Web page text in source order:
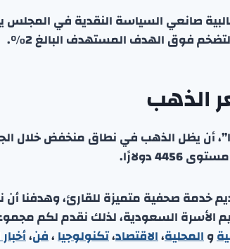
صانعي السياسة النقدية في المجلس
فوق الهدف المستهدف البالغ 2%.
الذهب
أن يظل الذهب في نطاق منخفض خلال
صحفية متميزة للقارئ، وهدفنا أن نصل
الأسرة السعودية، لذلك نقدم لكم
والمحلية،الاقتصاد،تكنولوجيا،فن،